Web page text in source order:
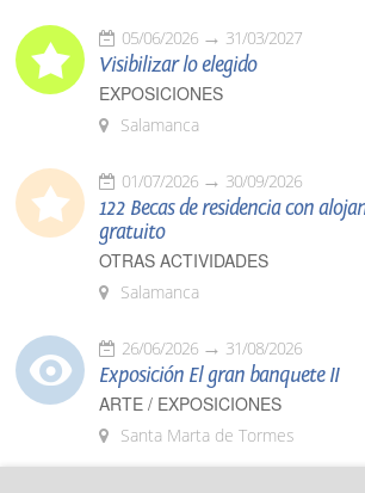
05/06/2026 31/03/2027
Visibilizar lo elegido
EXPOSICIONES
Salamanca
01/07/2026 30/09/2026
122 Becas de residencia con
gratuito
OTRAS ACTIVIDADES
Salamanca
26/06/2026 31/08/2026
Exposición El gran banquete II
ARTE / EXPOSICIONES
Santa Marta de Tormes